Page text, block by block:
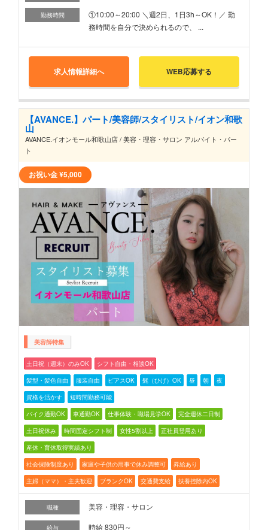
勤務時間
①10:00～20:00 ＼週2日、1日3h～OK！／ 勤
務時間を自分で決められるので、 ...
求人情報詳細へ WEB応募する
【AVANCE.】パート/美容師/スタイリスト/イオン和歌
山
AVANCE.イオンモール和歌山店 / 美容・理容・サロン アルバイト・パー
ト
お祝い金¥5,000
美容師特集
土日祝（週末）のみOK
シフト自由・相談OK
髪型・髪色自由
服装自由 ピアスOK 髭（ひげ）OK 昼 朝
夜
資格を活かす
短時間勤務可能
バイク通勤OK
車通勤OK 仕事体験・職場見学OK
完全週休二日制
土日祝休み
時間固定シフト制 女性5割以上
正社員登用あり
産休・育休取得実績あり
社会保険制度あり
家庭や子供の用事で休み調整可
昇給あり
主婦（ママ）・主夫歓迎
ブランクOK 交通費支給 扶養控除内OK
職種 美容・理容・サロン
給与 時給 830円～